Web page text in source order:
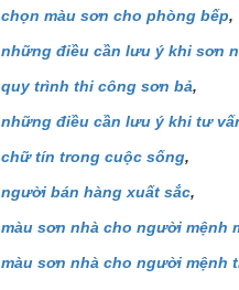
chọn màu sơn cho phòng bếp,
những điều cần lưu ý khi sơn
quy trình thi công sơn bả,
những điều cần lưu ý khi tư
chữ tín trong cuộc sống,
người bán hàng xuất sắc,
màu sơn nhà cho người mệnh
màu sơn nhà cho người mệnh